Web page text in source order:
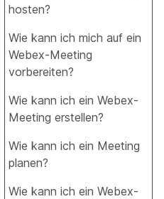
hosten?
Wie kann ich mich auf ein
Webex-Meeting
vorbereiten?
Wie kann ich ein Webex-
Meeting erstellen?
Wie kann ich ein Meeting
planen?
Wie kann ich ein Webex-